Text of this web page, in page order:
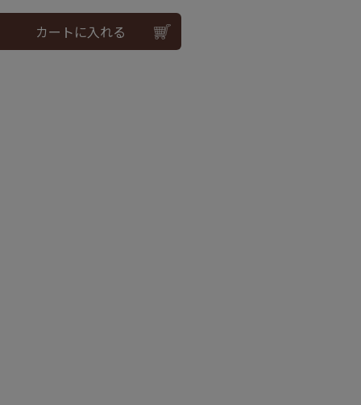
カートに入れる